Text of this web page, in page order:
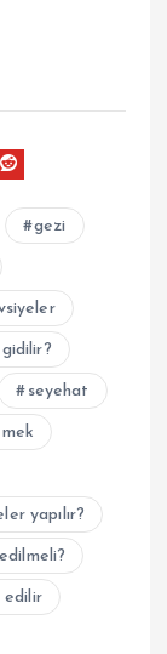
gezi
seyehat
yapılır?
edilir